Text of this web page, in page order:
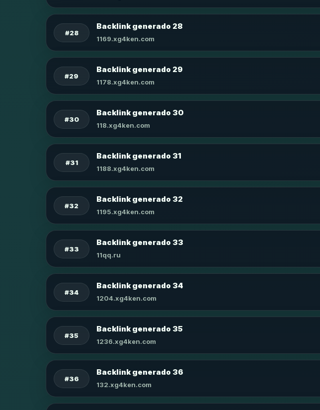
#28
Backlink generado 28
1169.xg4ken.com
#29
Backlink generado 29
1178.xg4ken.com
#30
Backlink generado 30
118.xg4ken.com
#31
Backlink generado 31
1188.xg4ken.com
#32
Backlink generado 32
1195.xg4ken.com
#33
Backlink generado 33
11qq.ru
#34
Backlink generado 34
1204.xg4ken.com
#35
Backlink generado 35
1236.xg4ken.com
#36
Backlink generado 36
132.xg4ken.com